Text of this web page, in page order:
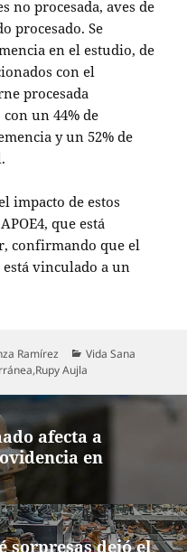
no procesada, aves de
procesado. Se
en el estudio, de
con el
procesada
un 44% de
y un 52% de
impacto de estos
que está
confirmando que el
está vinculado a un
Ramírez Categorías
Vida Sana
,Rupy Aujla
afecta a
en
sorpresas dejó el